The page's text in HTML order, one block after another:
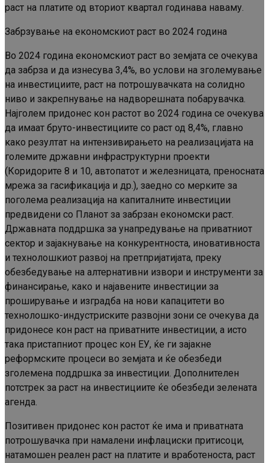
раст на платите од вториот квартал годинава наваму.
Забрзување на економскиот раст во 2024 година
Во 2024 година економскиот раст во земјата се очекува
да забрза и да изнесува 3,4%, во услови на зголемување
на инвестициите, раст на потрошувачката на солидно
ниво и закрепнување на надворешната побарувачка.
Најголем придонес кон растот во 2024 година се очекува
да имаат бруто-инвестициите со раст од 8,4%, главно
како резултат на интензивирањето на реализацијата на
големите државни инфраструктурни проекти
(Коридорите 8 и 10, автопатот и железницата, преносната
мрежа за гасификација и др.), заедно со мерките за
поголема реализација на капиталните инвестиции
предвидени со Планот за забрзан економски раст.
Државната поддршка за унапредување на приватниот
сектор и зајакнување на конкурентноста, иновативноста
и технолошкиот развој на претпријатијата, преку
обезбедување на алтернативни извори и инструменти за
финансирање, како и најавените инвестиции за
проширување и изградба на нови капацитети во
технолошко-индустриските развојни зони се очекува да
придонесе кон раст на приватните инвестиции, а исто
така пристапниот процес кон ЕУ, ќе ги зајакне
реформските процеси во земјата и ќе обезбеди
зголемена поддршка за инвестиции. Дополнителен
потстрек за раст на инвестициите ќе обезбеди зелената
агенда.
Позитивен придонес кон растот ќе има и приватната
потрошувачка при намалени инфлациски притисоци,
натамошен реален раст на платите и вработеноста, раст